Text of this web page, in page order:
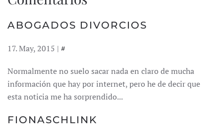
ABOGADOS DIVORCIOS
17. May, 2015 | #
Normalmente no suelo sacar nada en claro de mucha
información que hay por internet, pero he de decir que
esta noticia me ha sorprendido...
FIONASCHLINK